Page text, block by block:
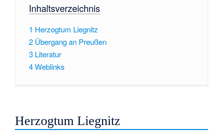
Inhaltsverzeichnis
1 Herzogtum Liegnitz
2 Übergang an Preußen
3 Literatur
4Weblinks
Herzogtum Liegnitz